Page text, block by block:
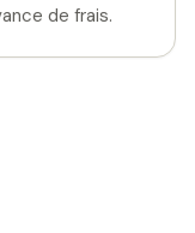
de frais.